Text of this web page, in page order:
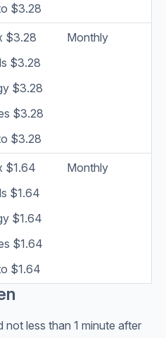
$3.28
$3.28
$3.28
$3.28
$3.28
$3.28
Monthly
$1.64
$1.64
$1.64
$1.64
$1.64
Monthly
less than 1 minute after